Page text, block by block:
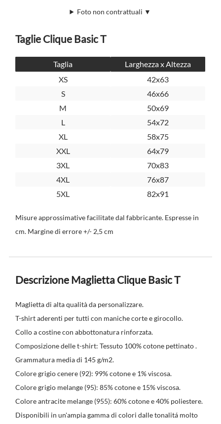
Foto non contrattuali ▼
Taglie Clique Basic T
Taglia
Larghezza x Altezza
XS
42x63
S
46x66
M
50x69
L
54x72
XL
58x75
XXL
64x79
3XL
70x83
4XL
76x87
5XL
82x91
Misure approssimative facilitate dal fabbricante. Espresse in
cm. Margine di errore +/- 2,5 cm
Descrizione Maglietta Clique Basic T
Maglietta di alta qualità da personalizzare.
T-shirt aderenti per tutti con maniche corte e girocollo.
Collo a costine con abbottonatura rinforzata.
Composizione delle t-shirt: Tessuto 100% cotone pettinato .
Grammatura media di 145 g/m2.
Colore grigio cenere (92): 99% cotone e 1% viscosa.
Colore grigio melange (95): 85% cotone e 15% viscosa.
Colore antracite melange (955): 60% cotone e 40% poliestere.
Disponibili in un'ampia gamma di colori dalle tonalitá molto